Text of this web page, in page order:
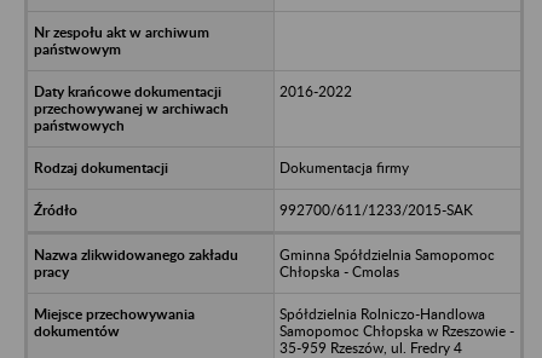
2016-2022
Dokumentacja firmy
992700/611/1233/2015-SAK
Gminna Spółdzielnia Samopomoc
Chłopska - Cmolas
Spółdzielnia Rolniczo-Handlowa
Samopomoc Chłopska w Rzeszowie -
35-959 Rzeszów, ul. Fredry 4